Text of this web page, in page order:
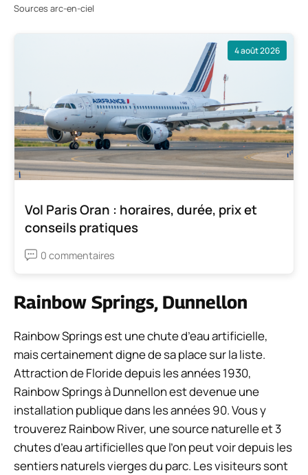
Sources arc-en-ciel
4 août 2026
Vol Paris Oran : horaires, durée, prix et
conseils pratiques
0 commentaires
Rainbow Springs, Dunnellon
Rainbow Springs est une chute d’eau artificielle,
mais certainement digne de sa place sur la liste.
Attraction de Floride depuis les années 1930,
Rainbow Springs à Dunnellon est devenue une
installation publique dans les années 90. Vous y
trouverez Rainbow River, une source naturelle et 3
chutes d’eau artificielles que l’on peut voir depuis les
sentiers naturels vierges du parc. Les visiteurs sont